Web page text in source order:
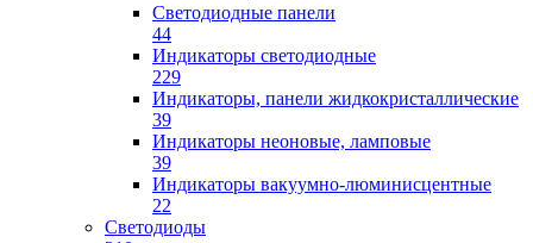
Светодиодные панели
44
Индикаторы светодиодные
229
Индикаторы, панели жидкокристаллические
39
Индикаторы неоновые, ламповые
39
Индикаторы вакуумно-люминисцентные
22
Светодиоды